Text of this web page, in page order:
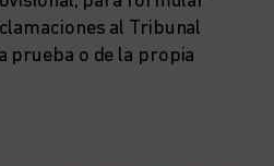
al Tribunal
prueba o de la propia